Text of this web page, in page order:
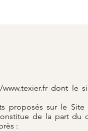
dont le
proposés sur le Site
de la part du
: